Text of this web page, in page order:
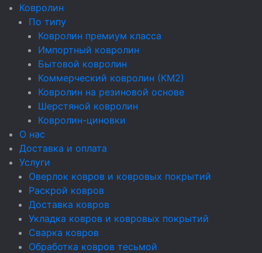
Ковролин
По типу
Ковролин премиум класса
Импортный ковролин
Бытовой ковролин
Коммерческий ковролин (КМ2)
Ковролин на резиновой основе
Шерстяной ковролин
Ковролин-циновки
О нас
Доставка и оплата
Услуги
Оверлок ковров и ковровых покрытий
Раскрой ковров
Доставка ковров
Укладка ковров и ковровых покрытий
Сварка ковров
Обработка ковров тесьмой